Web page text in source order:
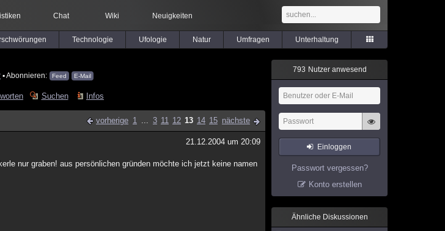
Chat Wiki Neuigkeiten
Technologie Ufologie Natur Umfragen Unterhaltung
▪ Abonnieren: Feed E-Mail
Suchen Infos
vorherige 1 ... 3 11 12 13 14 15 nächste
21.12.2004 um 20:09
nur graben! aus persönlichen gründen möchte ich jetzt keine namen
793 Nutzer anwesend
Einloggen
Passwort vergessen?
Konto erstellen
Ähnliche Diskussionen